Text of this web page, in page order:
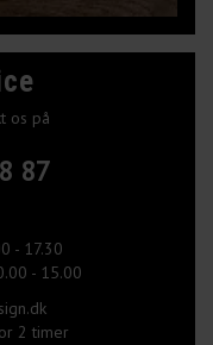
os på
87
- 17.30
- 15.00
2 timer